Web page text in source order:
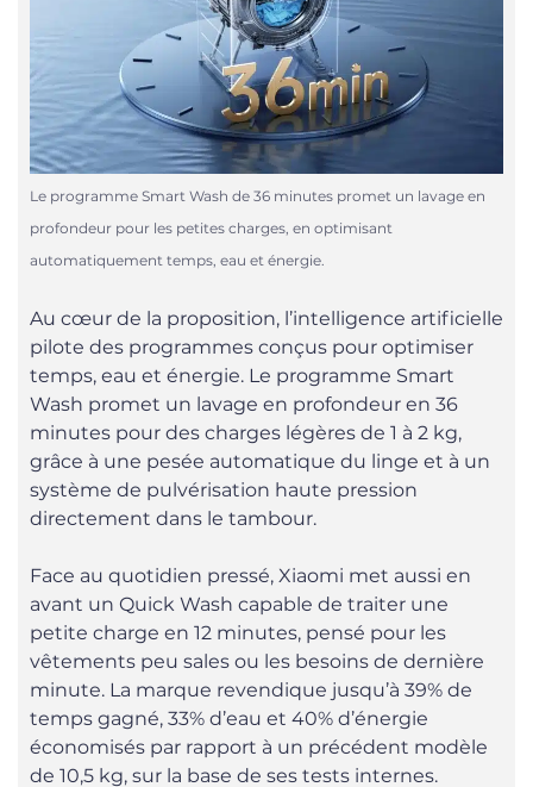
Le programme Smart Wash de 36 minutes promet un lavage en
profondeur pour les petites charges, en optimisant
automatiquement temps, eau et énergie.
Au cœur de la proposition, l’intelligence artificielle
pilote des programmes conçus pour optimiser
temps, eau et énergie. Le programme Smart
Wash promet un lavage en profondeur en 36
minutes pour des charges légères de 1 à 2 kg,
grâce à une pesée automatique du linge et à un
système de pulvérisation haute pression
directement dans le tambour.
Face au quotidien pressé, Xiaomi met aussi en
avant un Quick Wash capable de traiter une
petite charge en 12 minutes, pensé pour les
vêtements peu sales ou les besoins de dernière
minute. La marque revendique jusqu’à 39% de
temps gagné, 33% d’eau et 40% d’énergie
économisés par rapport à un précédent modèle
de 10,5 kg, sur la base de ses tests internes.